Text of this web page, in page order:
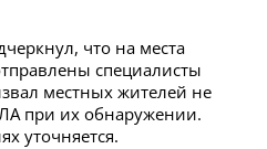
что на места
специалисты
местных жителей не
при их обнаружении.
уточняется.